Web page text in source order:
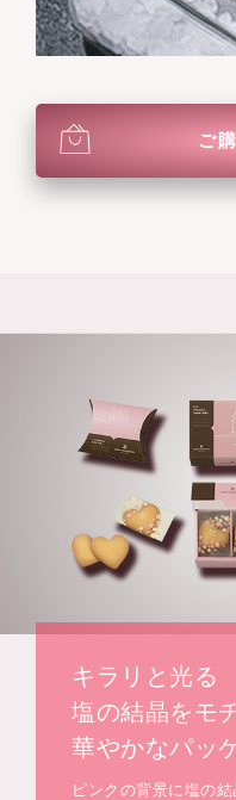
ご
キラリと光る
塩の結晶をモ
華やかなパッ
ピンクの背景に塩の